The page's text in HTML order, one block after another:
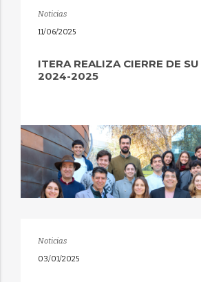
Noticias
11/06/2025
ITERA REALIZA CIERRE DE
2024-2025
Noticias
03/01/2025